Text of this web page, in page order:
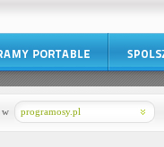
programosy.pl
w